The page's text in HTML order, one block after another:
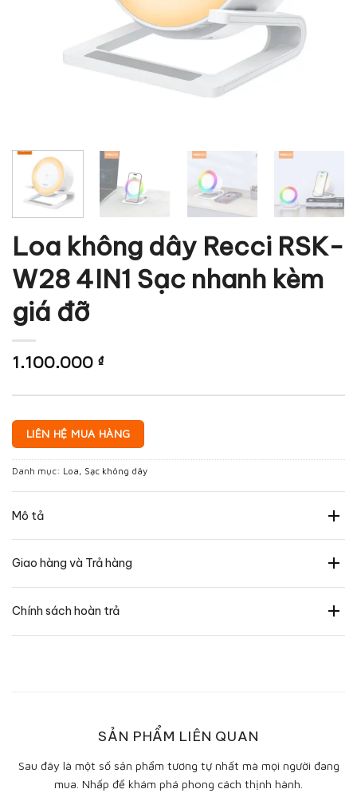
Loa không dây Recci RSK-
W28 4IN1 Sạc nhanh kèm
giá đỡ
1.100.000 ₫
LIÊN HỆ MUA HÀNG
Danh mục: Loa, Sạc không dây
Mô tả
Giao hàng và Trả hàng
Chính sách hoàn trả
SẢN PHẨM LIÊN QUAN
Sau đây là một số sản phẩm tương tự nhất mà mọi người đang
mua. Nhấp để khám phá phong cách thịnh hành.